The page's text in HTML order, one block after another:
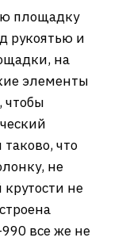
площадку
рукоятью и
на
элементы
чтобы
что
не
не
990 все же не